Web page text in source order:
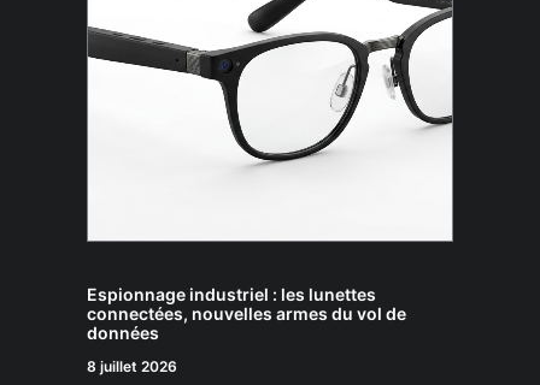
Espionnage industriel : les lunettes
connectées, nouvelles armes du vol de
données
8 juillet 2026